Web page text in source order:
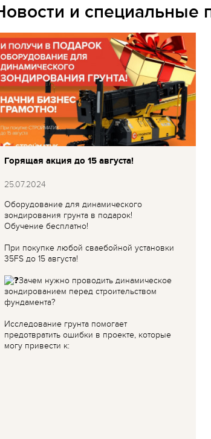
и специальные
Горящая акция до 15 августа!
25.07.2024
Оборудование для динамического
зондирования грунта в подарок!
Обучение бесплатно!
При покупке любой сваебойной установки
35FS до 15 августа!
Зачем нужно проводить динамическое
зондированием перед строительством
фундамента?
Исследование грунта помогает
предотвратить ошибки в проекте, которые
могу привести к: